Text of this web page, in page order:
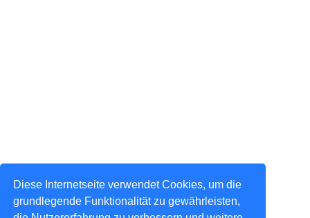
Diese Internetseite verwendet Cookies, um die
grundlegende Funktionalität zu gewährleisten,